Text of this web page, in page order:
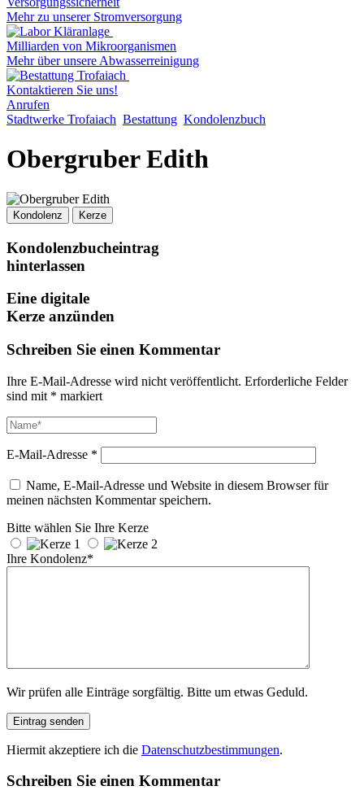
Mehr zu unserer Stromversorgung
Milliarden von Mikroorganismen
Mehr über unsere Abwasserreinigung
Kontaktieren Sie uns!
Anrufen
Stadtwerke Trofaiach Bestattung Kondolenzbuch
Obergruber Edith
Kondolenz Kerze
Kondolenzbucheintrag
hinterlassen
Eine digitale
Kerze anzünden
Schreiben Sie einen Kommentar
Ihre E-Mail-Adresse wird nicht veröffentlicht. Erforderliche Felder
sind mit * markiert
E-Mail-Adresse *
Name, E-Mail-Adresse und Website in diesem Browser für
meinen nächsten Kommentar speichern.
Bitte wählen Sie Ihre Kerze
Ihre Kondolenz*
Wir prüfen alle Einträge sorgfältig. Bitte um etwas Geduld.
Hiermit akzeptiere ich die Datenschutzbestimmungen.
Schreiben Sie einen Kommentar